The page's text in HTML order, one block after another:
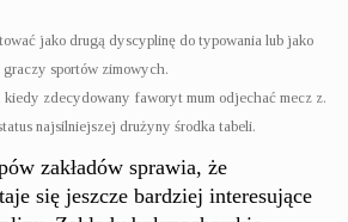
jako drugą dyscyplinę do typowania lub jako
graczy sportów zimowych.
kiedy zdecydowany faworyt mum odjechać mecz z.
najsilniejszej drużyny środka tabeli.
zakładów sprawia, że
się jeszcze bardziej interesujące